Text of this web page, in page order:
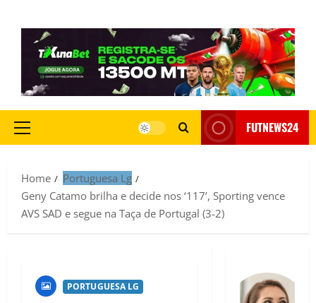
FUTNEWS24
Home
Portuguesa Lg
Geny Catamo brilha e decide nos ‘117’, Sporting vence
AVS SAD e segue na Taça de Portugal (3-2)
PORTUGUESA LG